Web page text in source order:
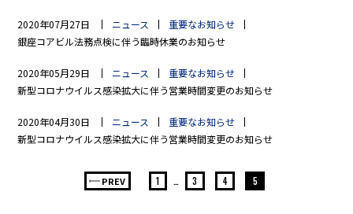
2020年07月27日 ニュース
重要なお知らせ
銀座コアビル法務点検に伴う臨時休業のお知らせ
2020年05月29日 ニュース
重要なお知らせ
新型コロナウイルス感染拡大に伴う営業時間変更のお知らせ
2020年04月30日 ニュース
重要なお知らせ
新型コロナウイルス感染拡大に伴う営業時間変更のお知らせ
PREV 1 … 3 4 5